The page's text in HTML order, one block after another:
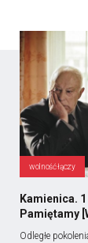
wolność łączy
Kamienica.
Pamiętamy
Odległe